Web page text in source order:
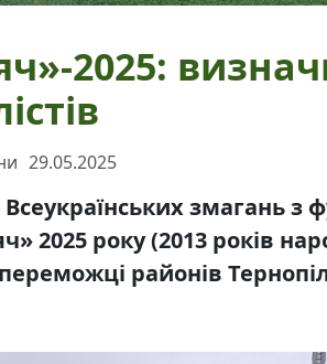
2025:
29.05.2025
змагань з
2025 року (2013 років
районів